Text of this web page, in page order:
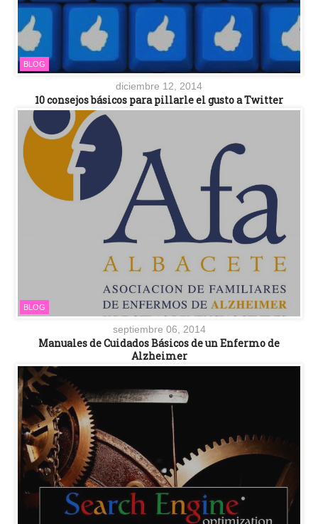
BLOG
diciembre 12, 2014
10 consejos básicos para pillarle el gusto a Twitter
BLOG
septiembre 06, 2014
Manuales de Cuidados Básicos de un Enfermo de
Alzheimer